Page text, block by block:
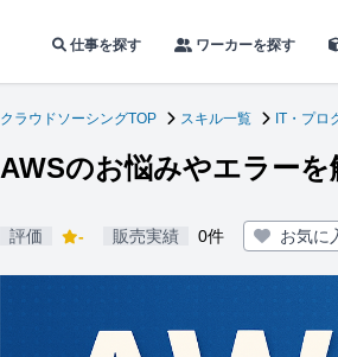
仕事を探す ワーカーを探す
クラウドソーシングTOP スキル一覧 IT・プロ
AWSのお悩みやエラーを
評価 - 販売実績 0件 お気に